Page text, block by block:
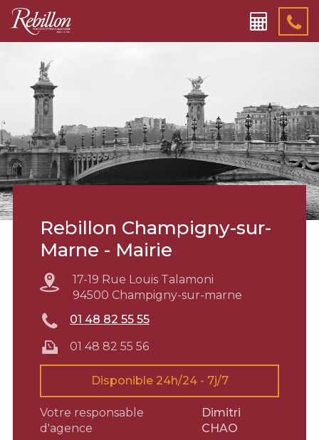
Rebillon Champigny-sur-
Marne - Mairie
17-19 Rue Louis Talamoni
94500 Champigny-sur-marne
01 48 82 55 55
01 48 82 55 56
Disponible 24h/24 - 7j/7
Votre responsable
d'agence
Dimitri
CHAO